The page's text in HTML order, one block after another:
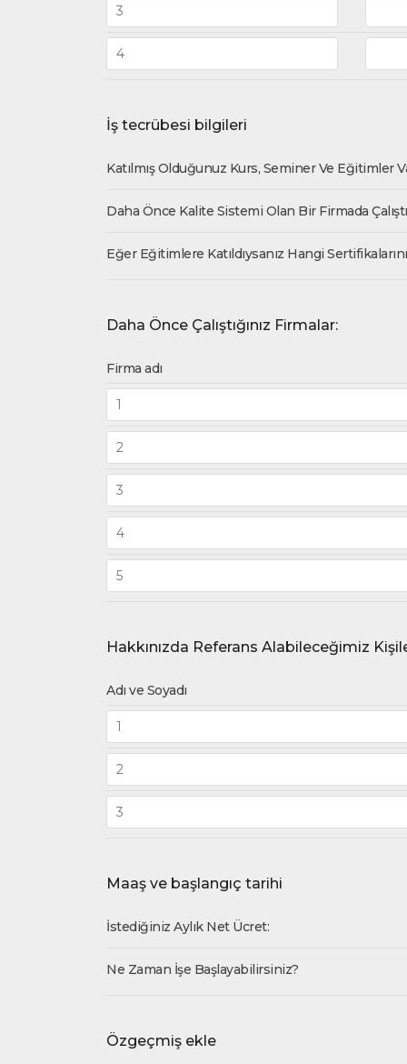
İş tecrübesi bilgileri
Katılmış Olduğunuz Kurs, Seminer Ve Eğitimler
Daha Önce Kalite Sistemi Olan Bir Firmada
Eğer Eğitimlere Katıldıysanız Hangi
Daha Önce Çalıştığınız Firmalar:
Firma adı
Hakkınızda Referans Alabileceğimiz
Adı ve Soyadı
Maaş ve başlangıç tarihi
İstediğiniz Aylık Net Ücret:
Ne Zaman İşe Başlayabilirsiniz?
Özgeçmiş ekle